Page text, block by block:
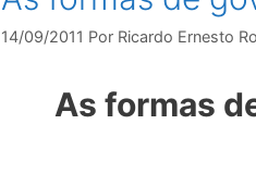
14/09/2011 Por Ricardo Ernesto
As formas